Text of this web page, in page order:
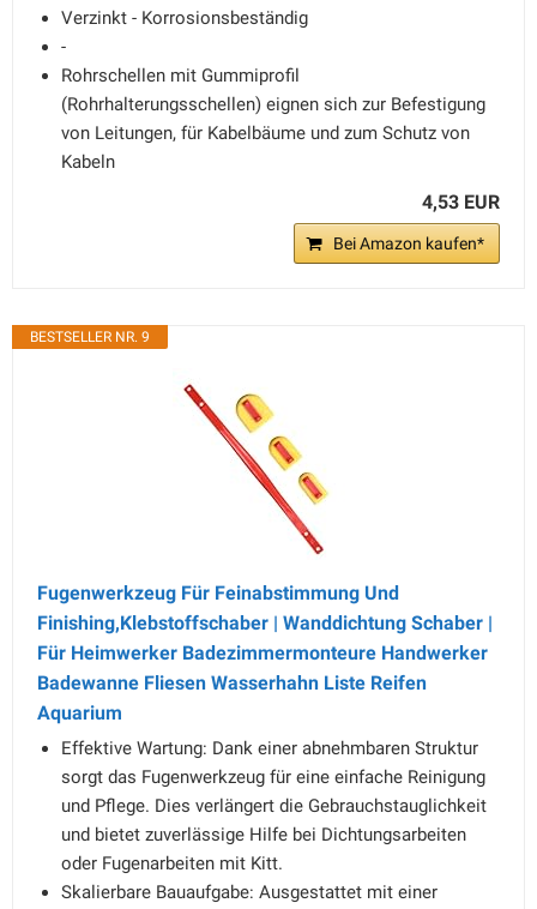
Verzinkt - Korrosionsbeständig
-
Rohrschellen mit Gummiprofil
(Rohrhalterungsschellen) eignen sich zur Befestigung
von Leitungen, für Kabelbäume und zum Schutz von
Kabeln
4,53 EUR
Bei Amazon kaufen*
BESTSELLER NR. 9
Fugenwerkzeug Für Feinabstimmung Und
Finishing,Klebstoffschaber | Wanddichtung Schaber |
Für Heimwerker Badezimmermonteure Handwerker
Badewanne Fliesen Wasserhahn Liste Reifen
Aquarium
Effektive Wartung: Dank einer abnehmbaren Struktur
sorgt das Fugenwerkzeug für eine einfache Reinigung
und Pflege. Dies verlängert die Gebrauchstauglichkeit
und bietet zuverlässige Hilfe bei Dichtungsarbeiten
oder Fugenarbeiten mit Kitt.
Skalierbare Bauaufgabe: Ausgestattet mit einer